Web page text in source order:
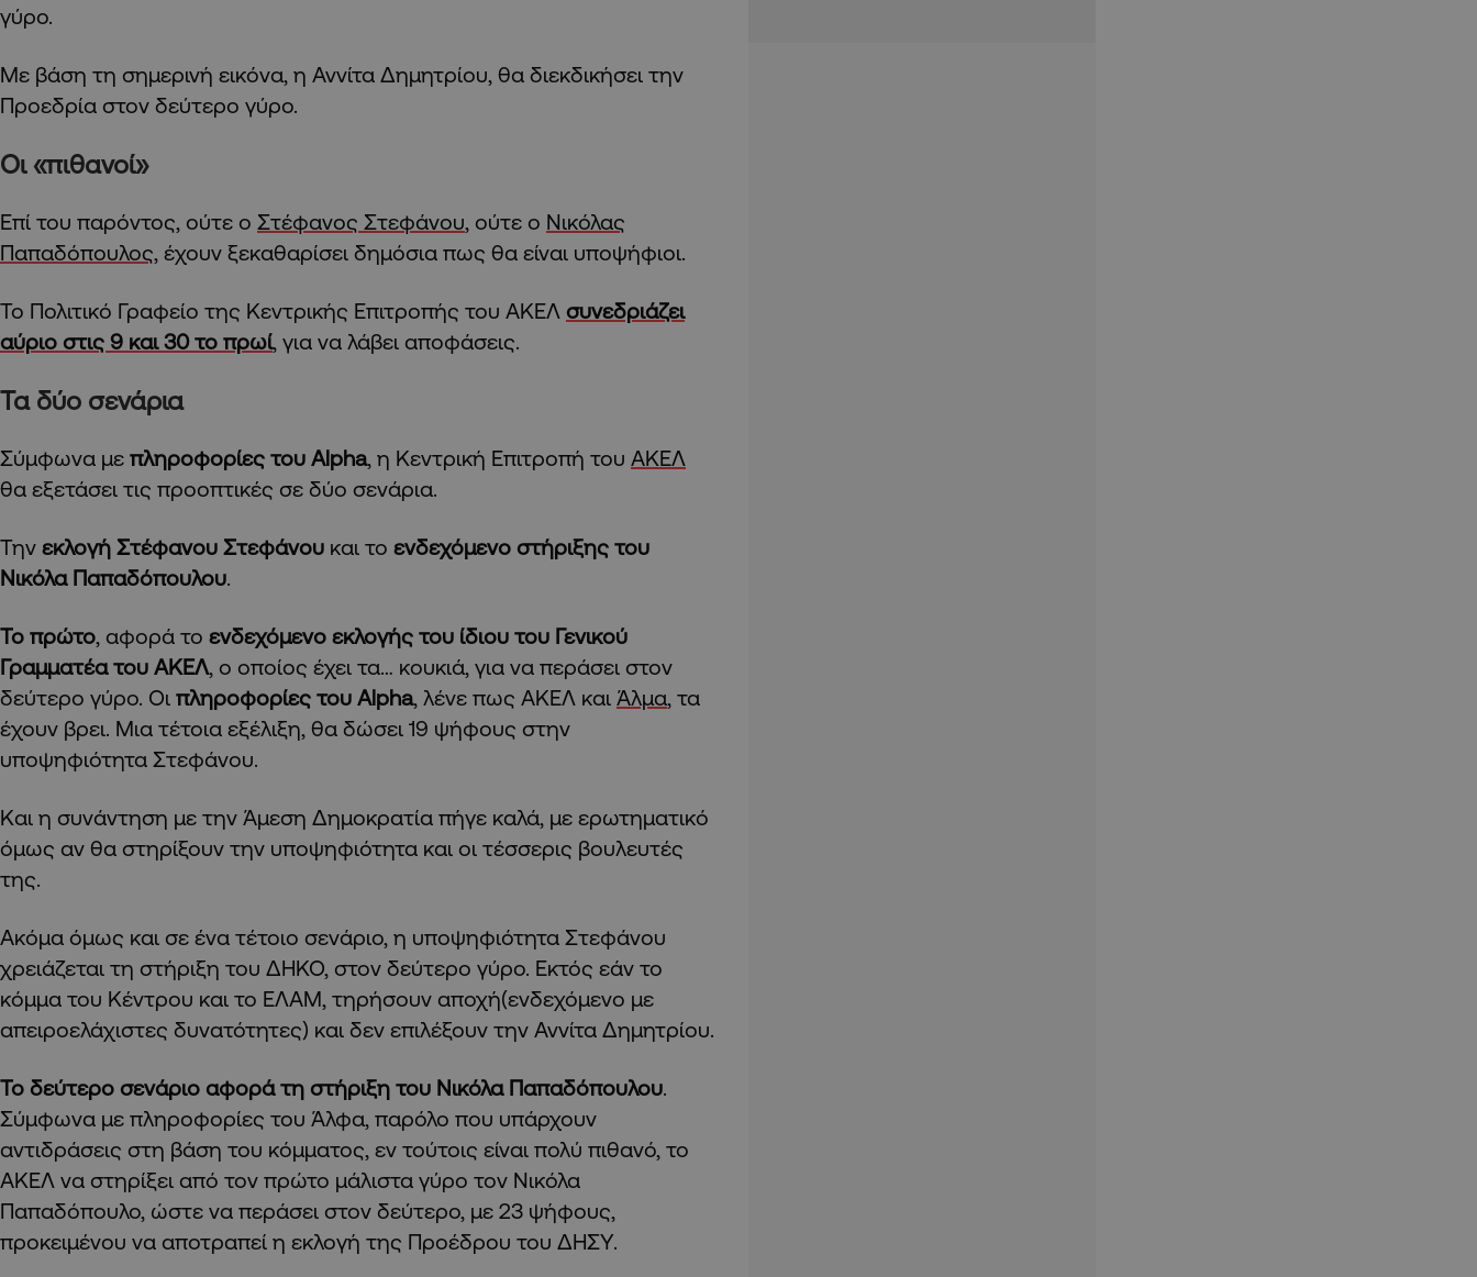
γύρο.
Με βάση τη σημερινή εικόνα, η Αννίτα Δημητρίου, θα διεκδικήσει την
Προεδρία στον δεύτερο γύρο.
Οι «πιθανοί»
Επί του παρόντος, ούτε ο Στέφανος Στεφάνου, ούτε ο Νικόλας
Παπαδόπουλος, έχουν ξεκαθαρίσει δημόσια πως θα είναι υποψήφιοι.
Το Πολιτικό Γραφείο της Κεντρικής Επιτροπής του ΑΚΕΛ συνεδριάζει
αύριο στις 9 και 30 το πρωί, για να λάβει αποφάσεις.
Τα δύο σενάρια
Σύμφωνα με πληροφορίες του Alpha, η Κεντρική Επιτροπή του ΑΚΕΛ
θα εξετάσει τις προοπτικές σε δύο σενάρια.
Την εκλογή Στέφανου Στεφάνου και το ενδεχόμενο στήριξης του
Νικόλα Παπαδόπουλου.
Το πρώτο, αφορά το ενδεχόμενο εκλογής του ίδιου του Γενικού
Γραμματέα του ΑΚΕΛ, ο οποίος έχει τα… κουκιά, για να περάσει στον
δεύτερο γύρο. Οι πληροφορίες του Alpha, λένε πως ΑΚΕΛ και Άλμα, τα
έχουν βρει. Μια τέτοια εξέλιξη, θα δώσει 19 ψήφους στην
υποψηφιότητα Στεφάνου.
Και η συνάντηση με την Άμεση Δημοκρατία πήγε καλά, με ερωτηματικό
όμως αν θα στηρίξουν την υποψηφιότητα και οι τέσσερις βουλευτές
της.
Ακόμα όμως και σε ένα τέτοιο σενάριο, η υποψηφιότητα Στεφάνου
χρειάζεται τη στήριξη του ΔΗΚΟ, στον δεύτερο γύρο. Εκτός εάν το
κόμμα του Κέντρου και το ΕΛΑΜ, τηρήσουν αποχή(ενδεχόμενο με
απειροελάχιστες δυνατότητες) και δεν επιλέξουν την Αννίτα Δημητρίου.
Το δεύτερο σενάριο αφορά τη στήριξη του Νικόλα Παπαδόπουλου.
Σύμφωνα με πληροφορίες του Άλφα, παρόλο που υπάρχουν
αντιδράσεις στη βάση του κόμματος, εν τούτοις είναι πολύ πιθανό, το
ΑΚΕΛ να στηρίξει από τον πρώτο μάλιστα γύρο τον Νικόλα
Παπαδόπουλο, ώστε να περάσει στον δεύτερο, με 23 ψήφους,
προκειμένου να αποτραπεί η εκλογή της Προέδρου του ΔΗΣΥ.